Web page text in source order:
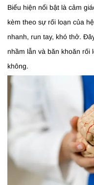
Biểu hiện nổi bật là cảm
kèm theo sự rối loạn của
nhanh, run tay, khó thở.
nhầm lẫn và băn khoăn rối
không.